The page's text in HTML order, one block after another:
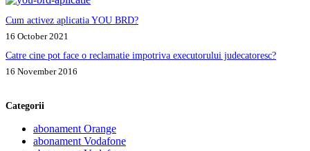
Cum activez aplicatia YOU BRD?
16 October 2021
Catre cine pot face o reclamatie impotriva executorului judecatoresc?
16 November 2016
Categorii
abonament Orange
abonament Vodafone